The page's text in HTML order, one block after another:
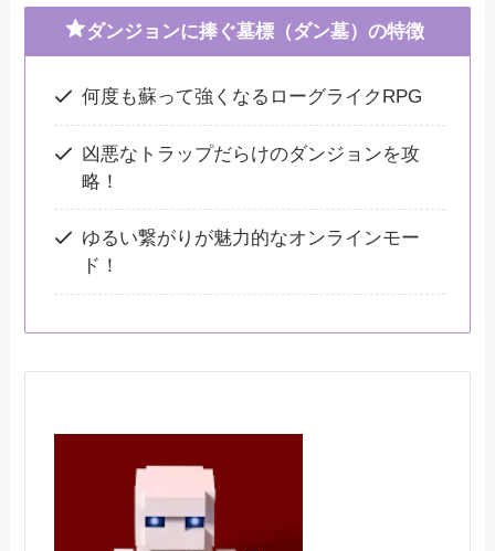
ダンジョンに捧ぐ墓標（ダン墓）の特徴
何度も蘇って強くなるローグライクRPG
凶悪なトラップだらけのダンジョンを攻
略！
ゆるい繋がりが魅力的なオンラインモー
ド！